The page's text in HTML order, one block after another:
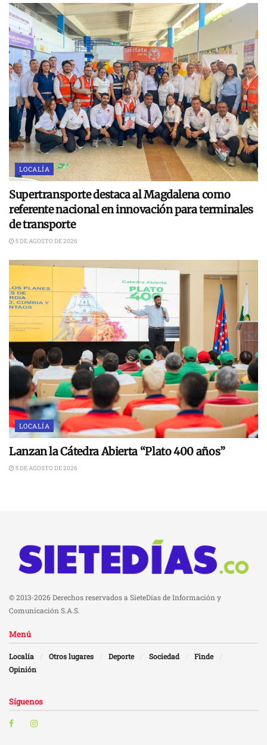
LOCALÍA
Supertransporte destaca al Magdalena como
referente nacional en innovación para terminales
de transporte
5 DE AGOSTO DE 2026
LOCALÍA
Lanzan la Cátedra Abierta “Plato 400 años”
5 DE AGOSTO DE 2026
© 2013-2026 Derechos reservados a SieteDías de Información y
Comunicación S.A.S.
Menú
Localía Otros lugares Deporte Sociedad
Finde
Opinión
Síguenos